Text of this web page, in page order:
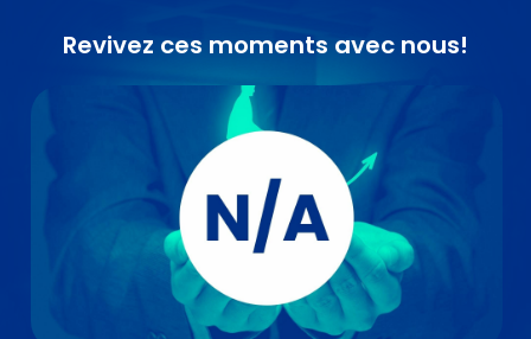
Revivez ces moments avec nous!